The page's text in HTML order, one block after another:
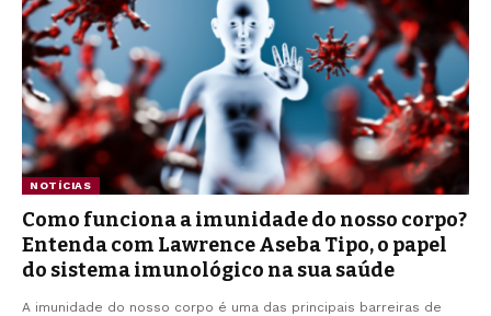
NOTÍCIAS
Como funciona a imunidade do nosso corpo?
Entenda com Lawrence Aseba Tipo, o papel
do sistema imunológico na sua saúde
A imunidade do nosso corpo é uma das principais barreiras de